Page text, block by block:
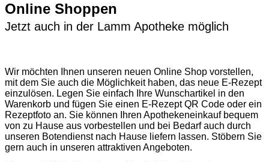
Online Shoppen
Jetzt auch in der Lamm Apotheke möglich
Wir möchten Ihnen unseren neuen Online Shop vorstellen,
mit dem Sie auch die Möglichkeit haben, das neue E-Rezept
einzulösen. Legen Sie einfach Ihre Wunschartikel in den
Warenkorb und fügen Sie einen E-Rezept QR Code oder ein
Rezeptfoto an. Sie können Ihren Apothekeneinkauf bequem
von zu Hause aus vorbestellen und bei Bedarf auch durch
unseren Botendienst nach Hause liefern lassen. Stöbern Sie
gern auch in unseren attraktiven Angeboten.